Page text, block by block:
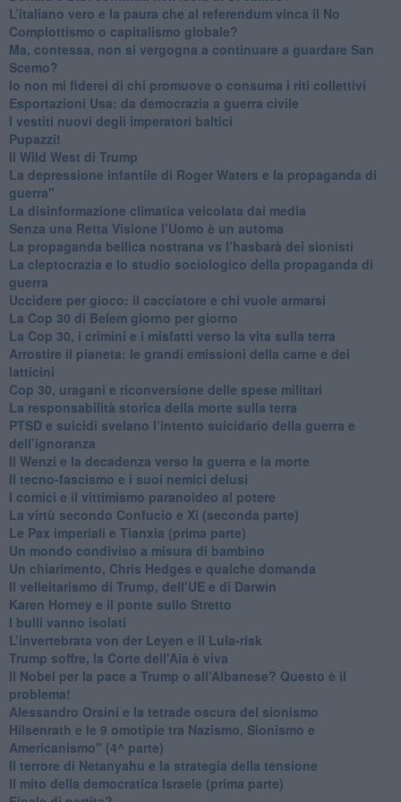
L’italiano vero e la paura che al referendum vinca il No
​Complottismo o capitalismo globale?
​Ma, contessa, non si vergogna a continuare a guardare San
Scemo?
​Io non mi fiderei di chi promuove o consuma i riti collettivi
Esportazioni Usa: da democrazia a guerra civile
​I vestiti nuovi degli imperatori baltici
​Pupazzi!
​Il Wild West di Trump
​La depressione infantile di Roger Waters e la propaganda di
guerra"
​La disinformazione climatica veicolata dai media
Senza una Retta Visione l’Uomo è un automa
​La propaganda bellica nostrana vs l’hasbarà dei sionisti
​La cleptocrazia e lo studio sociologico della propaganda di
guerra
​Uccidere per gioco: il cacciatore e chi vuole armarsi
​La Cop 30 di Belem giorno per giorno
La Cop 30, i crimini e i misfatti verso la vita sulla terra
Arrostire il pianeta: le grandi emissioni della carne e dei
latticini
​Cop 30, uragani e riconversione delle spese militari
La responsabilità storica della morte sulla terra
PTSD e suicidi svelano l’intento suicidario della guerra e
dell’ignoranza
Il Wenzi e la decadenza verso la guerra e la morte
​Il tecno-fascismo e i suoi nemici delusi
​I comici e il vittimismo paranoideo al potere
​La virtù secondo Confucio e Xi (seconda parte)
Le Pax imperiali e Tianxia (prima parte)
Un mondo condiviso a misura di bambino
​Un chiarimento, Chris Hedges e qualche domanda
Il velleitarismo di Trump, dell’UE e di Darwin
​Karen Horney e il ponte sullo Stretto
​I bulli vanno isolati
L’invertebrata von der Leyen e il Lula-risk
Trump soffre, la Corte dell'Aia è viva
​Il Nobel per la pace a Trump o all’Albanese? Questo è il
problema!
​Alessandro Orsini e la tetrade oscura del sionismo
​Hilsenrath e le 9 omotipie tra Nazismo, Sionismo e
Americanismo" (4^ parte)
​Il terrore di Netanyahu e la strategia della tensione
Il mito della democratica Israele (prima parte)